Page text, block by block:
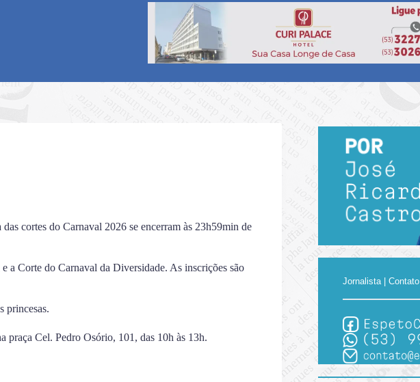
cortes do Carnaval 2026 se encerram às 23h59min de
a Corte do Carnaval da Diversidade. As inscrições são
princesas.
praça Cel. Pedro Osório, 101, das 10h às 13h.
Jornalista | Contato